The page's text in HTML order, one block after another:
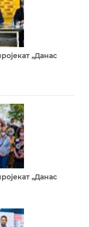
„Данас
„Данас